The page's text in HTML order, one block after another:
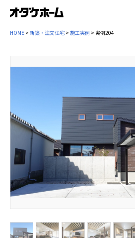
HOME > 新築・注文住宅 > 施工実例 > 実例204